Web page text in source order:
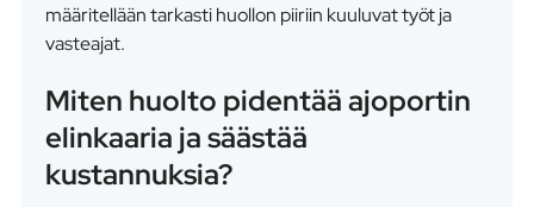
määritellään tarkasti huollon piiriin kuuluvat työt ja
vasteajat.
Miten huolto pidentää ajoportin
elinkaaria ja säästää
kustannuksia?